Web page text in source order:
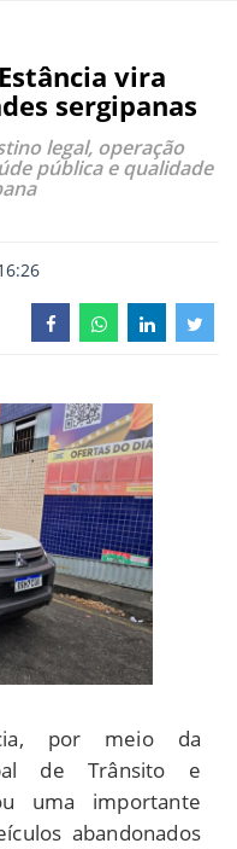
vira
sergipanas
legal, operação
pública e qualidade
por meio da
de Trânsito e
uma importante
abandonados